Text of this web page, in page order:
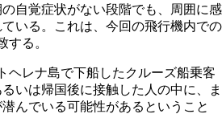
自覚症状がない段階でも、周囲に感
いる。これは、今回の飛行機内での
する。
ヘレナ島で下船したクルーズ船乗客
いは帰国後に接触した人の中に、ま
んでいる可能性があるということ